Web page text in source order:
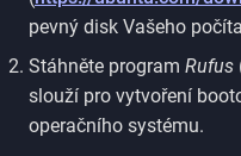
pevný disk Vašeho
Stáhněte program Rufus
slouží pro vytvoření
operačního systému.